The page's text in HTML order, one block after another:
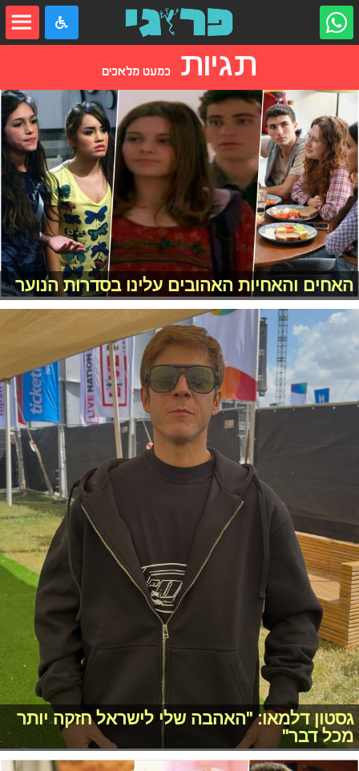
תגיות כמעט מלאכים
האחים והאחיות האהובים עלינו בסדרות הנוער
גסטון דלמאו: "האהבה שלי לישראל חזקה יותר
מכל דבר"